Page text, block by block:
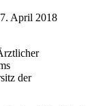
April 2018
der